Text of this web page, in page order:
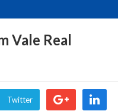
Vale Real
Twitter